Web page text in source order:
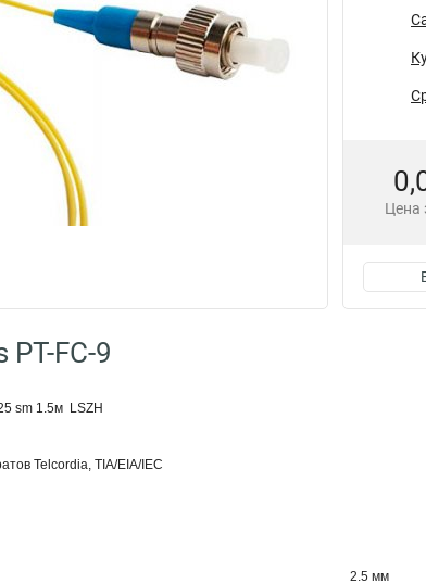
Цена
FC-9
sm 1.5м LSZH
Telcordia, TIA/EIA/IEC
2.5 мм